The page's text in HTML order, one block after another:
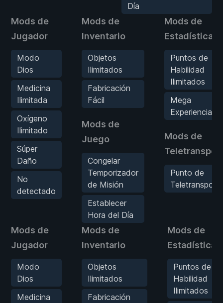
Día
Mods de
Jugador
Modo
Dios
Medicina
Ilimitada
Oxígeno
Ilimitado
Súper
Daño
No
detectado
Mods de
Inventario
Objetos
Ilimitados
Fabricación
Fácil
Mods de
Juego
Congelar
Temporizador
de Misión
Establecer
Hora del Día
Mods de
Estadísticas
Puntos de
Habilidad
Ilimitados
Mega
Experiencia
Mods de
Punto de
Mods de
Jugador
Modo
Dios
Medicina
Mods de
Inventario
Objetos
Ilimitados
Fabricación
Mods de
Estadísticas
Puntos de
Habilidad
Ilimitados